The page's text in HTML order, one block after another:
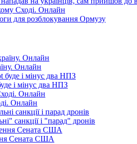
Сході. Онлайн
для розблокування Ормузу
Онлайн
і мінус два НПЗ
Онлайн
санкції і "парад" дронів
Сената США